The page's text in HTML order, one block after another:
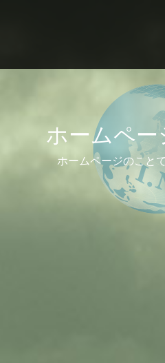
ホームペー
ホームページのこと